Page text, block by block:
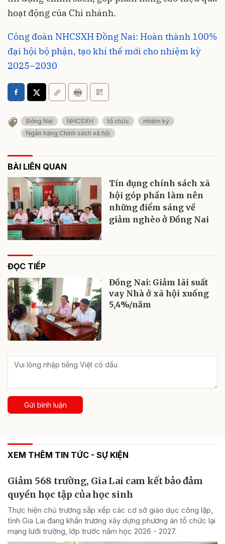
hoạt động của Chi nhánh.
Công đoàn NHCSXH Đồng Nai: Hoàn thành 100%
đại hội bộ phận, tạo khí thế mới cho nhiệm kỳ
2025–2030
Đồng Nai NHCSXH tổ chức
nhiệm kỳ
Ngân hàng Chính sách xã hội
BÀI LIÊN QUAN
Tín dụng chính sách xã
hội góp phần làm nên
những điểm sáng về
giảm nghèo ở Đồng Nai
ĐỌC TIẾP
Đồng Nai: Giảm lãi suất
vay Nhà ở xã hội xuống
5,4%/năm
Gửi bình luận
XEM THÊM TIN TỨC - SỰ KIỆN
Giảm 568 trường, Gia Lai cam kết bảo đảm
quyền học tập của học sinh
Thực hiện chủ trương sắp xếp các cơ sở giáo dục công lập,
tỉnh Gia Lai đang khẩn trương xây dựng phương án tổ chức lại
mạng lưới trường, lớp trước năm học 2026 - 2027.